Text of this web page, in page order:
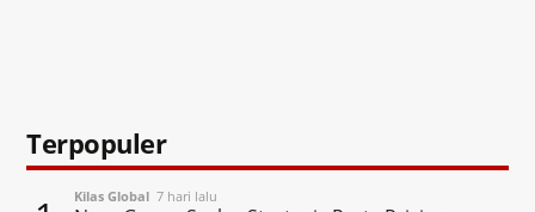
Terpopuler
Kilas Global 7 hari lalu